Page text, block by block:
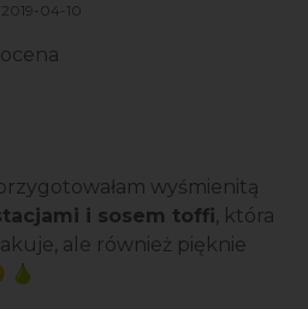
2019-04-10
ocena
wyśmienitą
i sosem toffi, która
ale również pięknie
🍐